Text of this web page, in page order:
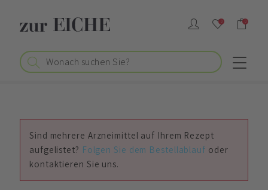
0 0
Sind mehrere Arzneimittel auf Ihrem Rezept
aufgelistet? Folgen Sie dem Bestellablauf oder
kontaktieren Sie uns.